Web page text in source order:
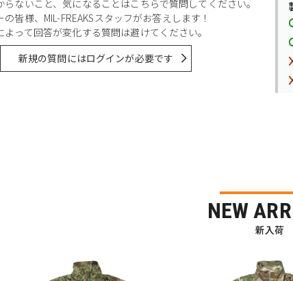
ないこと、気になることはこちらで質問してください。
皆様、MIL-FREAKSスタッフがお答えします！
って回答が変化する質問は避けてください。
新規の質問にはログインが必要です
NEW
新入荷